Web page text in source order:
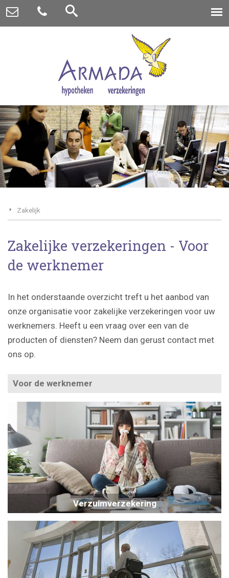
Zakelijk
Zakelijke verzekeringen - Voor
de werknemer
In het onderstaande overzicht treft u het aanbod van
onze organisatie voor zakelijke verzekeringen voor uw
werknemers. Heeft u een vraag over een van de
producten of diensten? Neem dan gerust contact met
ons op.
Voor de werknemer
Verzuimverzekering